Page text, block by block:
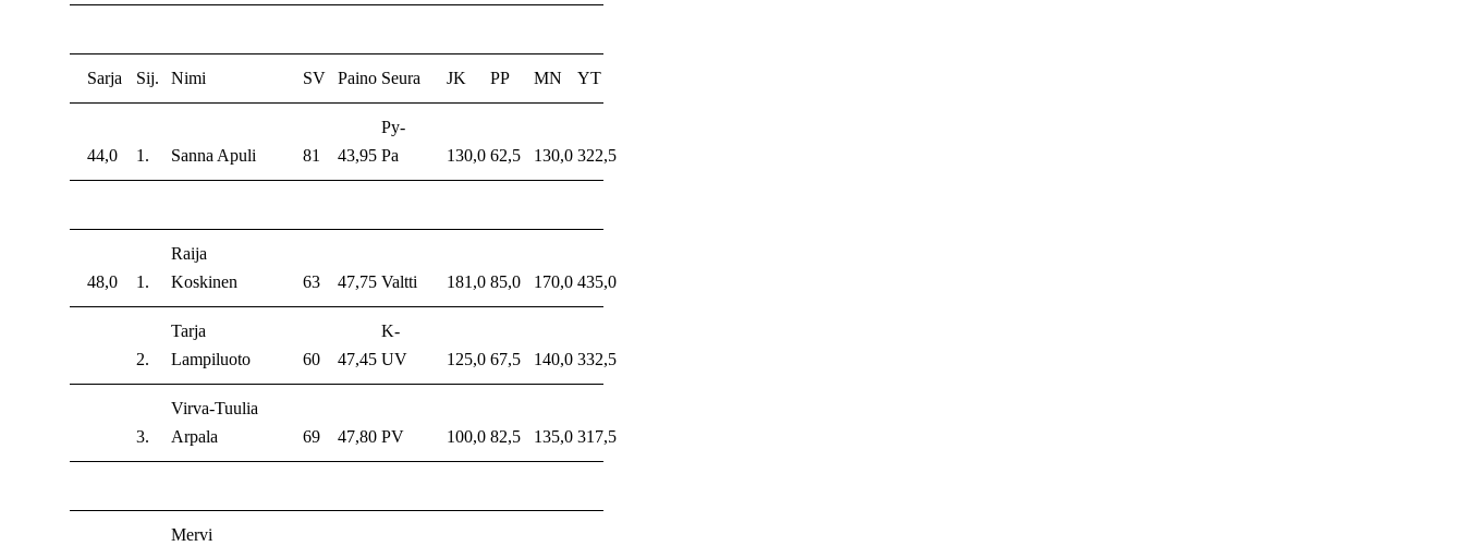
Sarja Sij. Nimi SV Paino Seura JK PP MN YT
44,0 1. Sanna Apuli 81 43,95
Py-
Pa
130,0 62,5 130,0 322,5
48,0 1.
Raija
Koskinen
63 47,75 Valtti 181,0 85,0 170,0 435,0
2.
Tarja
Lampiluoto
60 47,45
K-
UV
125,0 67,5 140,0 332,5
3.
Virva-Tuulia
Arpala
69 47,80 PV 100,0 82,5 135,0 317,5
Mervi